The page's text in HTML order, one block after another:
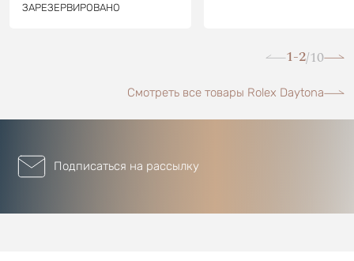
ЗАРЕЗЕРВИРОВАНО
1-2/10
Смотреть все товары Rolex Daytona
Подписаться на рассылку